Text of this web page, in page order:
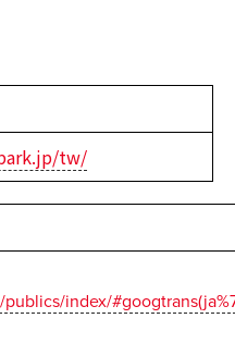
tw/
index/